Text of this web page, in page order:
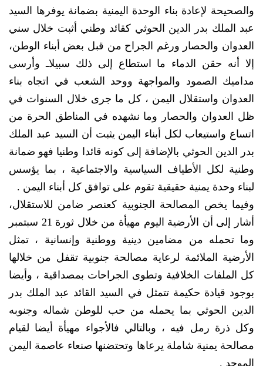
والصحيحة لإعادة بناء الوحدة اليمنية بضمانة يوفرها السيد
عبد الملك بدر الدين الحوثي كقائد وطني أثبت خلال سني
العدوان والحصار ورغم الجراح من قبل بعض أبناء الوطن،
إلا أنه حقن الدماء ما استطاع إلى ذلك سبيلاـ وأرسى
مداميك الصمود والمواجهة ووحد الشعب في اتجاه بناء
العدوان واستقلال اليمن ، كل ما جرى خلال السنوات في
ظل العدوان والحصار وما نشهده في المناطق الحرة من
اتساع واستيعاب لكل أبناء اليمن يثبت أن السيد عبد الملك
بدر الدين الحوثي بالإضافة إلى كونه قائدا وطنيا فهو ضمانة
وطنية لكل الأطياف السياسية والاجتماعية ، بما يؤسس
لبناء وحدة يمنية حقيقية تقوم على توافق كل أبناء اليمن .
وفيما يخص المصالحة الجنوبية كعنصر ضامن للاستقلال،
أشار إلى أن الأرضية اليوم مهيأة من خلال ثورة 21 سبتمبر
وما تحمله من مضامين دينية ووطنية وإنسانية ، تمثل
الأرضية الملائمة لرعاية مصالحة جنوبية تقفل من خلالها
كل الملفات الخلافية وتطوى الجراحات بمصداقية ، وأيضا
بوجود قيادة حكيمة تتمثل في السيد القائد عبد الملك بدر
الدين الحوثي بما يحمله من حب للوطن شماله وجنوبه
وكل ذرة رمل فيه ، وبالتالي فالأجواء مهيأة أيضا لقيام
مصالحة يمنية شاملة يرعاها وتحتضنها صنعاء عاصمة اليمن
الموحد .